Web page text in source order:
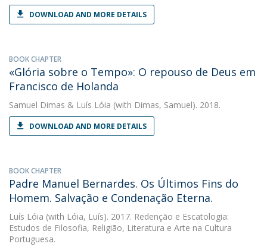
DOWNLOAD AND MORE DETAILS
BOOK CHAPTER
«Glória sobre o Tempo»: O repouso de Deus em
Francisco de Holanda
Samuel Dimas & Luís Lóia (with Dimas, Samuel). 2018.
DOWNLOAD AND MORE DETAILS
BOOK CHAPTER
Padre Manuel Bernardes. Os Últimos Fins do
Homem. Salvação e Condenação Eterna.
Luís Lóia (with Lóia, Luís). 2017. Redenção e Escatologia:
Estudos de Filosofia, Religião, Literatura e Arte na Cultura
Portuguesa.